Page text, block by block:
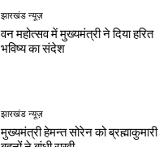
झारखंड न्यूज़
वन महोत्सव में मुख्यमंत्री ने दिया हरित
भविष्य का संदेश
झारखंड न्यूज़
मुख्यमंत्री हेमन्त सोरेन को ब्रह्माकुमारी